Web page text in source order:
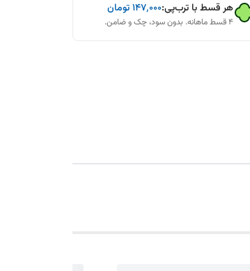
هر قسط با ترب‌پی:۱۴۷٬۰۰۰تومان
۴ قسط ماهانه. بدون سود، چک و ضامن.